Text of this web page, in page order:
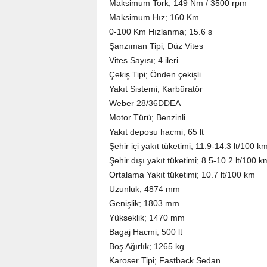
Maksimum Tork; 149 Nm / 3500 rpm
Maksimum Hız; 160 Km
0-100 Km Hızlanma; 15.6 s
Şanzıman Tipi; Düz Vites
Vites Sayısı; 4 ileri
Çekiş Tipi; Önden çekişli
Yakıt Sistemi; Karbüratör
Weber 28/36DDEA
Motor Türü; Benzinli
Yakıt deposu hacmi; 65 lt
Şehir içi yakıt tüketimi; 11.9-14.3 lt/100
Şehir dışı yakıt tüketimi; 8.5-10.2 lt/100
Ortalama Yakıt tüketimi; 10.7 lt/100 km
Uzunluk; 4874 mm
Genişlik; 1803 mm
Yükseklik; 1470 mm
Bagaj Hacmi; 500 lt
Boş Ağırlık; 1265 kg
Karoser Tipi; Fastback Sedan